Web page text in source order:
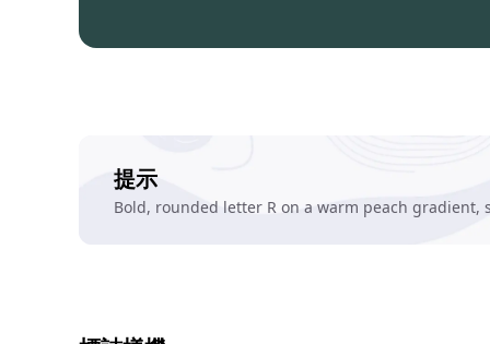
提示
Bold, rounded letter R on a warm peach